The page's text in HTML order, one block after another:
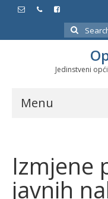
Search
for:
Jedinstveni
Menu
Službeni glasnici
Javne nabavke
Izmjene
javnih